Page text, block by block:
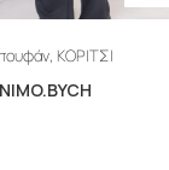
, ΚΟΡΙΤΣΙ